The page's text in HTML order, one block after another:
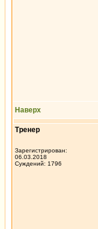
Наверх
Тренер
Зарегистрирован:
06.03.2018
Суждений: 1796